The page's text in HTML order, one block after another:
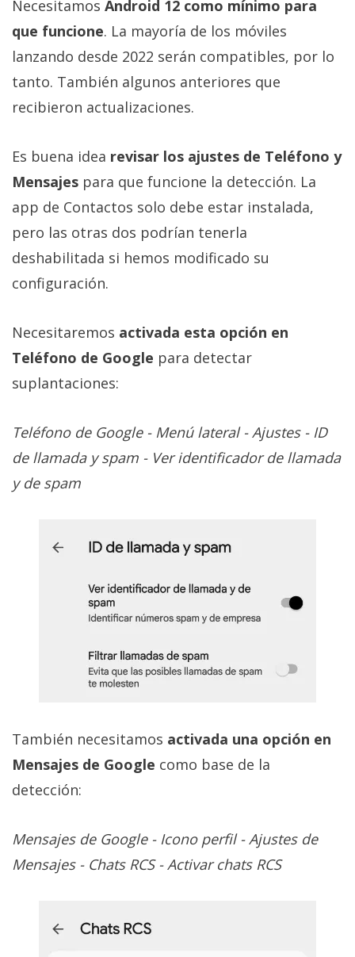
Necesitamos Android 12 como mínimo para
que funcione. La mayoría de los móviles
lanzando desde 2022 serán compatibles, por lo
tanto. También algunos anteriores que
recibieron actualizaciones.
Es buena idea revisar los ajustes de Teléfono y
Mensajes para que funcione la detección. La
app de Contactos solo debe estar instalada,
pero las otras dos podrían tenerla
deshabilitada si hemos modificado su
configuración.
Necesitaremos activada esta opción en
Teléfono de Google para detectar
suplantaciones:
Teléfono de Google - Menú lateral - Ajustes - ID
de llamada y spam - Ver identificador de llamada
y de spam
También necesitamos activada una opción en
Mensajes de Google como base de la
detección:
Mensajes de Google - Icono perfil - Ajustes de
Mensajes - Chats RCS - Activar chats RCS